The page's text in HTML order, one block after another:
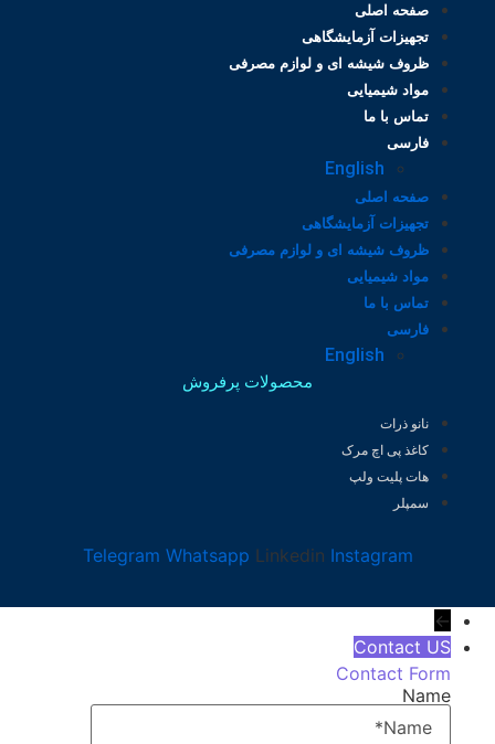
صفحه اصلی
تجهیزات آزمایشگاهی
ظروف شیشه ای و لوازم مصرفی
مواد شیمیایی
تماس با ما
فارسی
English
صفحه اصلی
تجهیزات آزمایشگاهی
ظروف شیشه ای و لوازم مصرفی
مواد شیمیایی
تماس با ما
فارسی
English
محصولات پرفروش
نانو ذرات
کاغذ پی اچ مرک
هات پلیت ولپ
سمپلر
Telegram Whatsapp Linkedin Instagram
←
Contact US
Contact Form
Name